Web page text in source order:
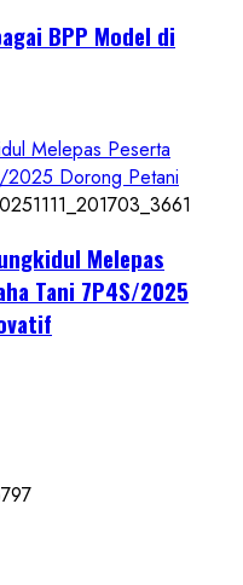
BPP Model di
Melepas Peserta
2025 Dorong Petani
Melepas
Tani 7P4S/2025